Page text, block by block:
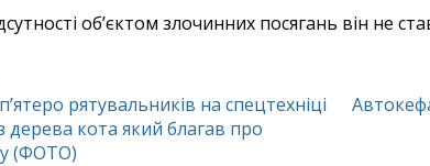
об’єктом злочинних посягань він не
рятувальників на спецтехніці
дерева кота який благав про
(ФОТО)